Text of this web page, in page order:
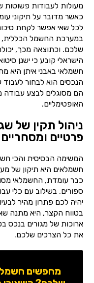
מעולות לעבודות
כאשר מדובר על תיקוני
לכל שאי אפשר לקחת
במערכת החשמל הכללית,
שלכם. וכתוצאה מכך,
הישראלי קובע כי ישנן
חשמלאי באבני איתן היא
הנכסים הוא לבחור לעבוד
הם מסוגלים לבצע עבודה
האופטימליים.
ניהול תקין של
פרטיים ומסחריים
המשימה הבסיסית והכי
חשמלאים היא תיקון של
כבר עומדת, החשמלאי
ספורים. בשילוב עם כלי
יהיה לכם פתרון מהיר
בטווח הקצר, היא מתנה
ארוכות של מגורים
את כל הצרכים שלכם.
מחפשים